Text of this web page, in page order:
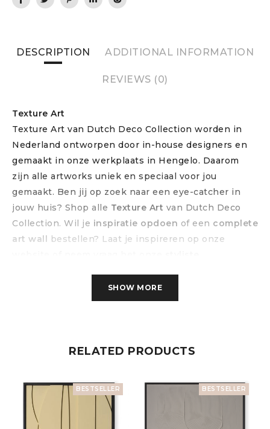
DESCRIPTION ADDITIONAL INFORMATION
REVIEWS (0)
Texture Art
Texture Art van Dutch Deco Collection worden in
Nederland ontworpen door in-house designers en
gemaakt in onze werkplaats in Hengelo. Daarom
zijn alle artworks uniek en speciaal voor jou
gemaakt. Ben jij op zoek naar een eye-catcher in
jouw huis? Shop alle Texture Art van Dutch Deco
Collection. Wil je inspiratie opdoen of een complete
art wall bestellen? Laat je inspireren op onze
Volg ons op social media!
De Leto bestellen? Onze verzendpartner Logique
brengt hem veilig bij jou thuis!
SHOW MORE
RELATED PRODUCTS
BESTSELLER BESTSELLER